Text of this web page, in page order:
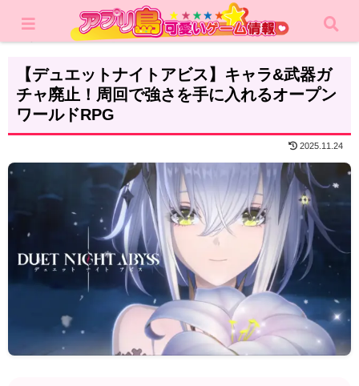
レビュー RPG
【デュエットナイトアビス】キャラ&武器ガ
チャ廃止！周回で強さを手に入れるオープン
ワールドRPG
2025.11.24